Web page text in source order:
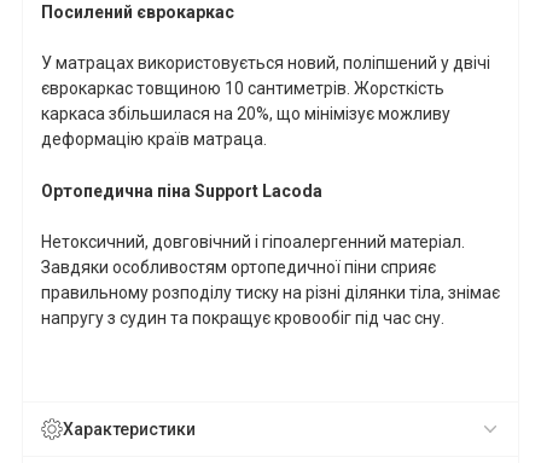
Посилений єврокаркас
У матрацах використовується новий, поліпшений у двічі
єврокаркас товщиною 10 сантиметрів. Жорсткість
каркаса збільшилася на 20%, що мінімізує можливу
деформацію країв матраца.
Ортопедична піна Support Lacoda
Нетоксичний, довговічний і гіпоалергенний матеріал.
Завдяки особливостям ортопедичної піни сприяє
правильному розподілу тиску на різні ділянки тіла, знімає
напругу з судин та покращує кровообіг під час сну.
Характеристики